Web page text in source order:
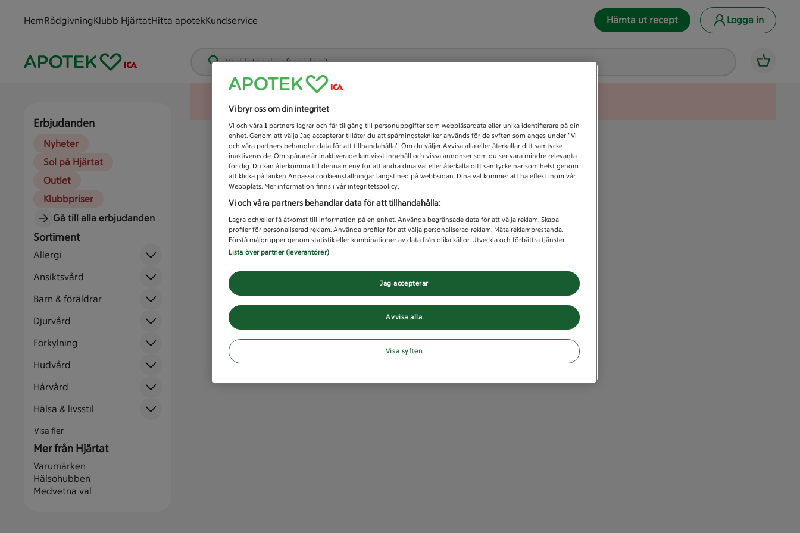
HemRådgivningKlubb HjärtatHitta apotekKundservice Hämta ut recept Logga in
Vad letar du efter idag?
Erbjudanden
Nyheter
Sol på Hjärtat
Outlet
Klubbpriser
Gå till alla erbjudanden
Sortiment
Allergi
Ansiktsvård
Barn & föräldrar
Djurvård
Förkylning
Hudvård
Hårvård
Hälsa & livsstil
Visa fler
Mer från Hjärtat
Varumärken
Hälsohubben
Medvetna val
Vi bryr oss om din integritet
Vi och våra 1 partners lagrar och får tillgång till personuppgifter som webbläsardata eller unika identifierare på din
enhet. Genom att välja Jag accepterar tillåter du att spårningstekniker används för de syften som anges under ”Vi
och våra partners behandlar data för att tillhandahålla”. Om du väljer Avvisa alla eller återkallar ditt samtycke
inaktiveras de. Om spårare är inaktiverade kan visst innehåll och vissa annonser som du ser vara mindre relevanta
för dig. Du kan återkomma till denna meny för att ändra dina val eller återkalla ditt samtycke när som helst genom
att klicka på länken Anpassa cookieinställningar längst ned på webbsidan. Dina val kommer att ha effekt inom vår
Webbplats. Mer information finns i vår integritetspolicy.
Vi och våra partners behandlar data för att tillhandahålla:
Lagra och/eller få åtkomst till information på en enhet. Använda begränsade data för att välja reklam. Skapa
profiler för personaliserad reklam. Använda profiler för att välja personaliserad reklam. Mäta reklamprestanda.
Förstå målgrupper genom statistik eller kombinationer av data från olika källor. Utveckla och förbättra tjänster.
Lista över partner (leverantörer)
Avvisa alla
Jag accepterar
Visa syften